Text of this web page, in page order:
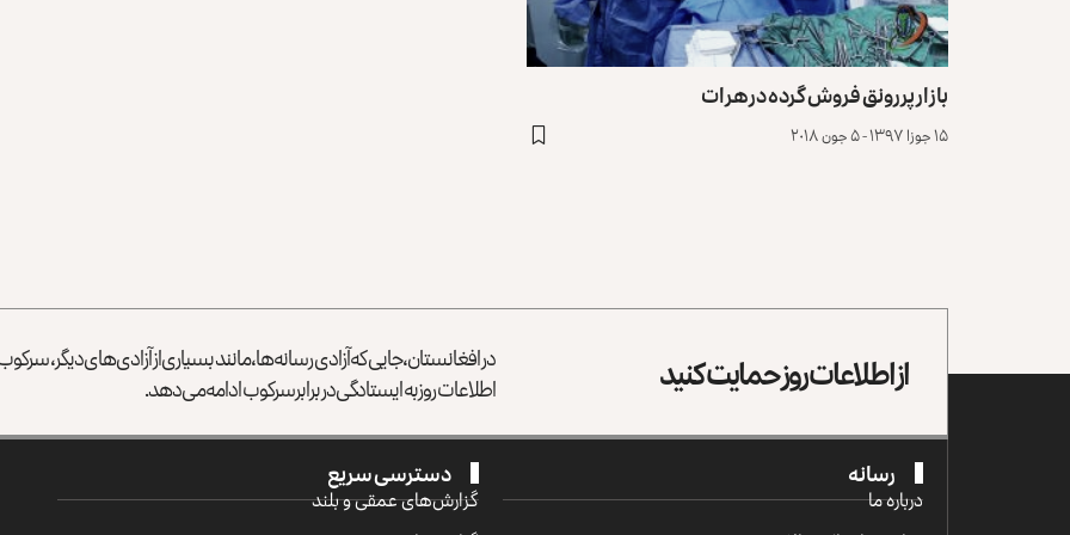
بازار پررونق فروش گرده در هرات
۱۵ جوزا ۱۳۹۷ - ۵ جون ۲۰۱۸
از اطلاعات روز حمایت کنید در افغانستان، جایی که آزادی رسانه‌ها، مانند بسیاری از آزادی‌های دیگر،
اطلاعات روز به ایستادگی در برابر سرکوب ادامه می‌دهد.
رسانه
درباره ما
دسترسی سریع
گزارش‌‌های عمقی و بلند